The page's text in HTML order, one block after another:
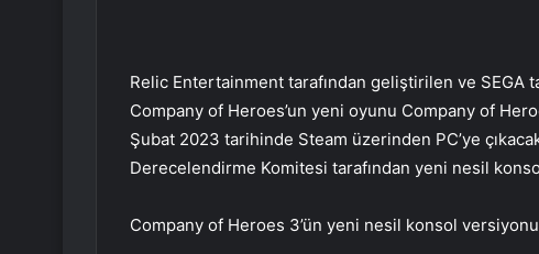
Relic Entertainment tarafından geliştirilen ve SEGA
Company of Heroes’un yeni oyunu Company of
Şubat 2023 tarihinde Steam üzerinden PC’ye
Derecelendirme Komitesi tarafından yeni nesil
Company of Heroes 3’ün yeni nesil konsol